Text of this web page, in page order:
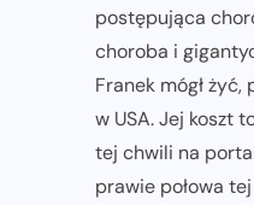
postępująca
choroba i
Franek mógł
w USA. Jej koszt
tej chwili na
prawie połowa